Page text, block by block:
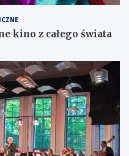
kino z całego świata